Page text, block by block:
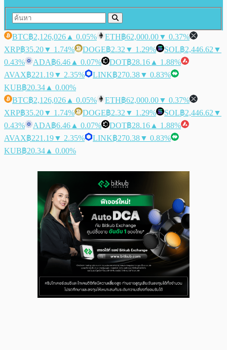
BTC฿2,126,026 ▲ 0.05% ETH฿62,000.00▼ 0.37%
XRP฿35.20▼ 1.74% DOGE฿2.32 ▼ 1.29% SOL฿2,446.62 ▼
0.43%
ADA฿6.46 ▲ 0.07% DOT฿28.16 ▲ 1.88%
AVAX฿221.19▼ 2.35% LINK฿270.38▼ 0.83%
KUB฿20.34 ▲ 0.00%
BTC฿2,126,026 ▲ 0.05% ETH฿62,000.00▼ 0.37%
XRP฿35.20▼ 1.74% DOGE฿2.32 ▼ 1.29% SOL฿2,446.62 ▼
0.43%
ADA฿6.46 ▲ 0.07% DOT฿28.16 ▲ 1.88%
AVAX฿221.19▼ 2.35% LINK฿270.38▼ 0.83%
KUB฿20.34 ▲ 0.00%